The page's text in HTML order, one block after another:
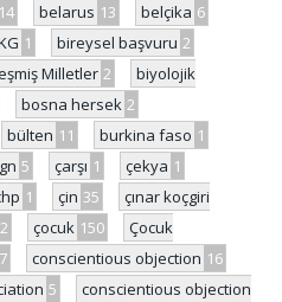
belarus 13 belçika 6
1 bireysel başvuru 2
Milletler 2
biyolojik
bosna hersek 2
bülten 11 burkina faso 1
5 çarşı 1 çekya 1
1 çin 35
çınar koçgiri
2 çocuk 150
Çocuk
7 conscientious objection 16
5
conscientious objection